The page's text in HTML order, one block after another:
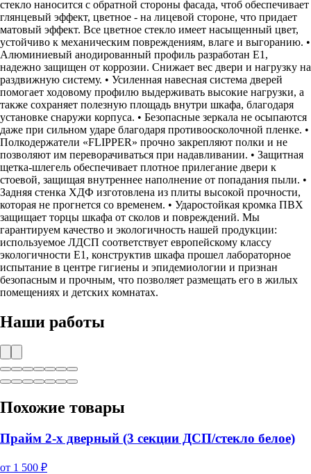
стекло наносится с обратной стороны фасада, чтоб обеспечивает
глянцевый эффект, цветное - на лицевой стороне, что придает
матовый эффект. Все цветное стекло имеет насыщенный цвет,
устойчиво к механическим повреждениям, влаге и выгоранию. •
Алюминиевый анодированный профиль разработан Е1,
надежно защищен от коррозии. Снижает вес двери и нагрузку на
раздвижную систему. • Усиленная навесная система дверей
помогает ходовому профилю выдерживать высокие нагрузки, а
также сохраняет полезную площадь внутри шкафа, благодаря
установке снаружи корпуса. • Безопасные зеркала не осыпаются
даже при сильном ударе благодаря противоосколочной пленке. •
Полкодержатели «FLIPPER» прочно закрепляют полки и не
позволяют им переворачиваться при надавливании. • Защитная
щетка-шлегель обеспечивает плотное прилегание двери к
стоевой, защищая внутреннее наполнение от попадания пыли. •
Задняя стенка ХДФ изготовлена из плиты высокой прочности,
которая не прогнется со временем. • Ударостойкая кромка ПВХ
защищает торцы шкафа от сколов и повреждений. Мы
гарантируем качество и экологичность нашей продукции:
используемое ЛДСП соответствует европейскому классу
экологичности Е1, конструктив шкафа прошел лабораторное
испытание в центре гигиены и эпидемиологии и признан
безопасным и прочным, что позволяет размещать его в жилых
помещениях и детских комнатах.
Наши работы
Похожие товары
Прайм 2-х дверный (3 секции ДСП/стекло белое)
от 1 500 ₽